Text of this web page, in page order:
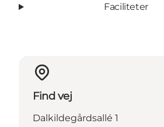
Faciliteter
Find vej
Dalkildegårdsallé 1